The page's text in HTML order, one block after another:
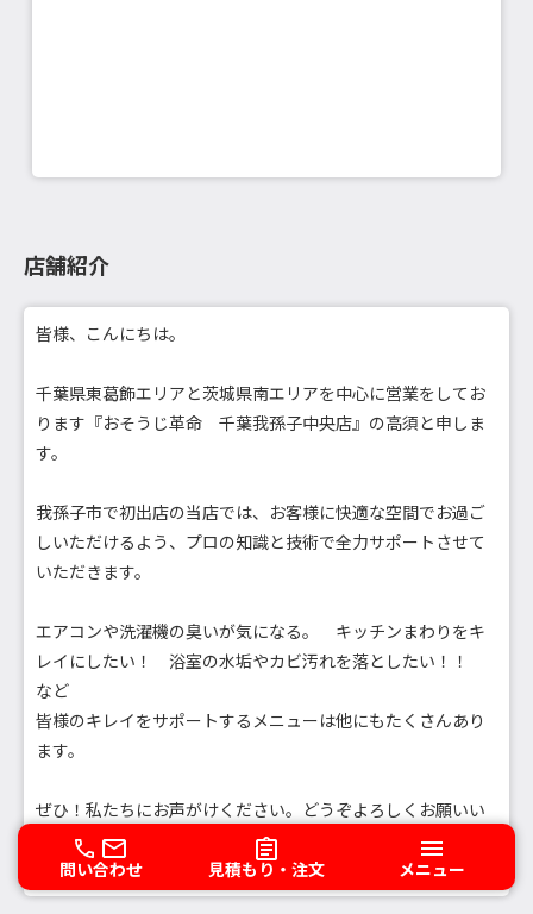
店舗紹介
皆様、こんにちは。
千葉県東葛飾エリアと茨城県南エリアを中心に営業をしてお
ります『おそうじ革命 千葉我孫子中央店』の高須と申しま
す。
我孫子市で初出店の当店では、お客様に快適な空間でお過ご
しいただけるよう、プロの知識と技術で全力サポートさせて
いただきます。
エアコンや洗濯機の臭いが気になる。 キッチンまわりをキ
レイにしたい！ 浴室の水垢やカビ汚れを落としたい！！
など
皆様のキレイをサポートするメニューは他にもたくさんあり
ます。
ぜひ！私たちにお声がけください。どうぞよろしくお願いい
たします。
問い合わせ
見積もり・注文 メニュー